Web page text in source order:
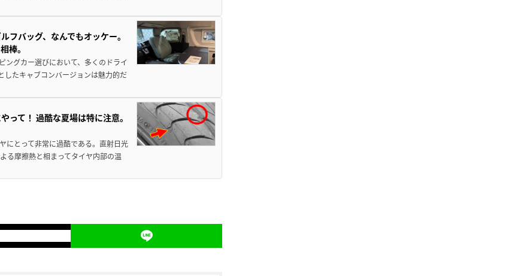
バッグ、なんでもオッケー。
棒。
ングカー選びにおいて、多くのドライ
したキャブコンバージョンは魅力的だ
って！ 過酷な夏場は特に注意。
にとって非常に過酷である。直射日光
る摩擦熱と相まってタイヤ内部の温